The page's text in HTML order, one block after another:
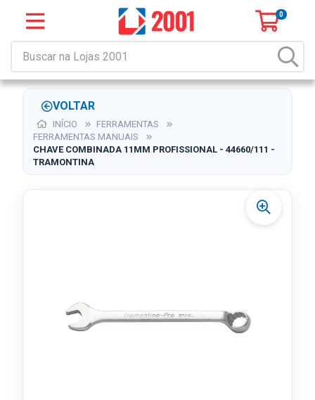
0
VOLTAR
INÍCIO
FERRAMENTAS
FERRAMENTAS MANUAIS
CHAVE COMBINADA 11MM PROFISSIONAL - 44660/111 -
TRAMONTINA